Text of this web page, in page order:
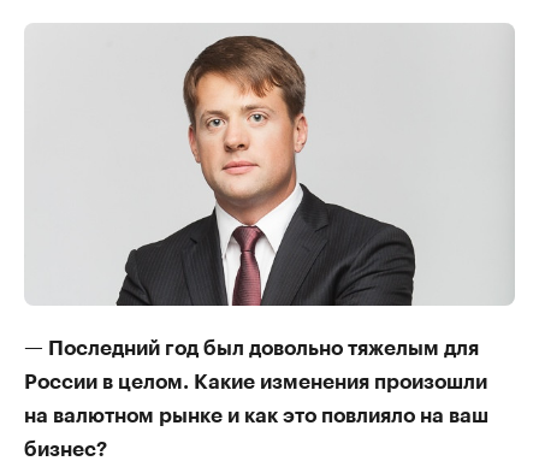
— Последний год был довольно тяжелым для
России в целом. Какие изменения произошли
на валютном рынке и как это повлияло на ваш
бизнес?